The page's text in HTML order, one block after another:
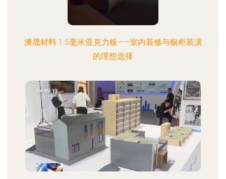
澳晟材料 1.5毫米亚克力板——室内装修与橱柜装潢
的理想选择